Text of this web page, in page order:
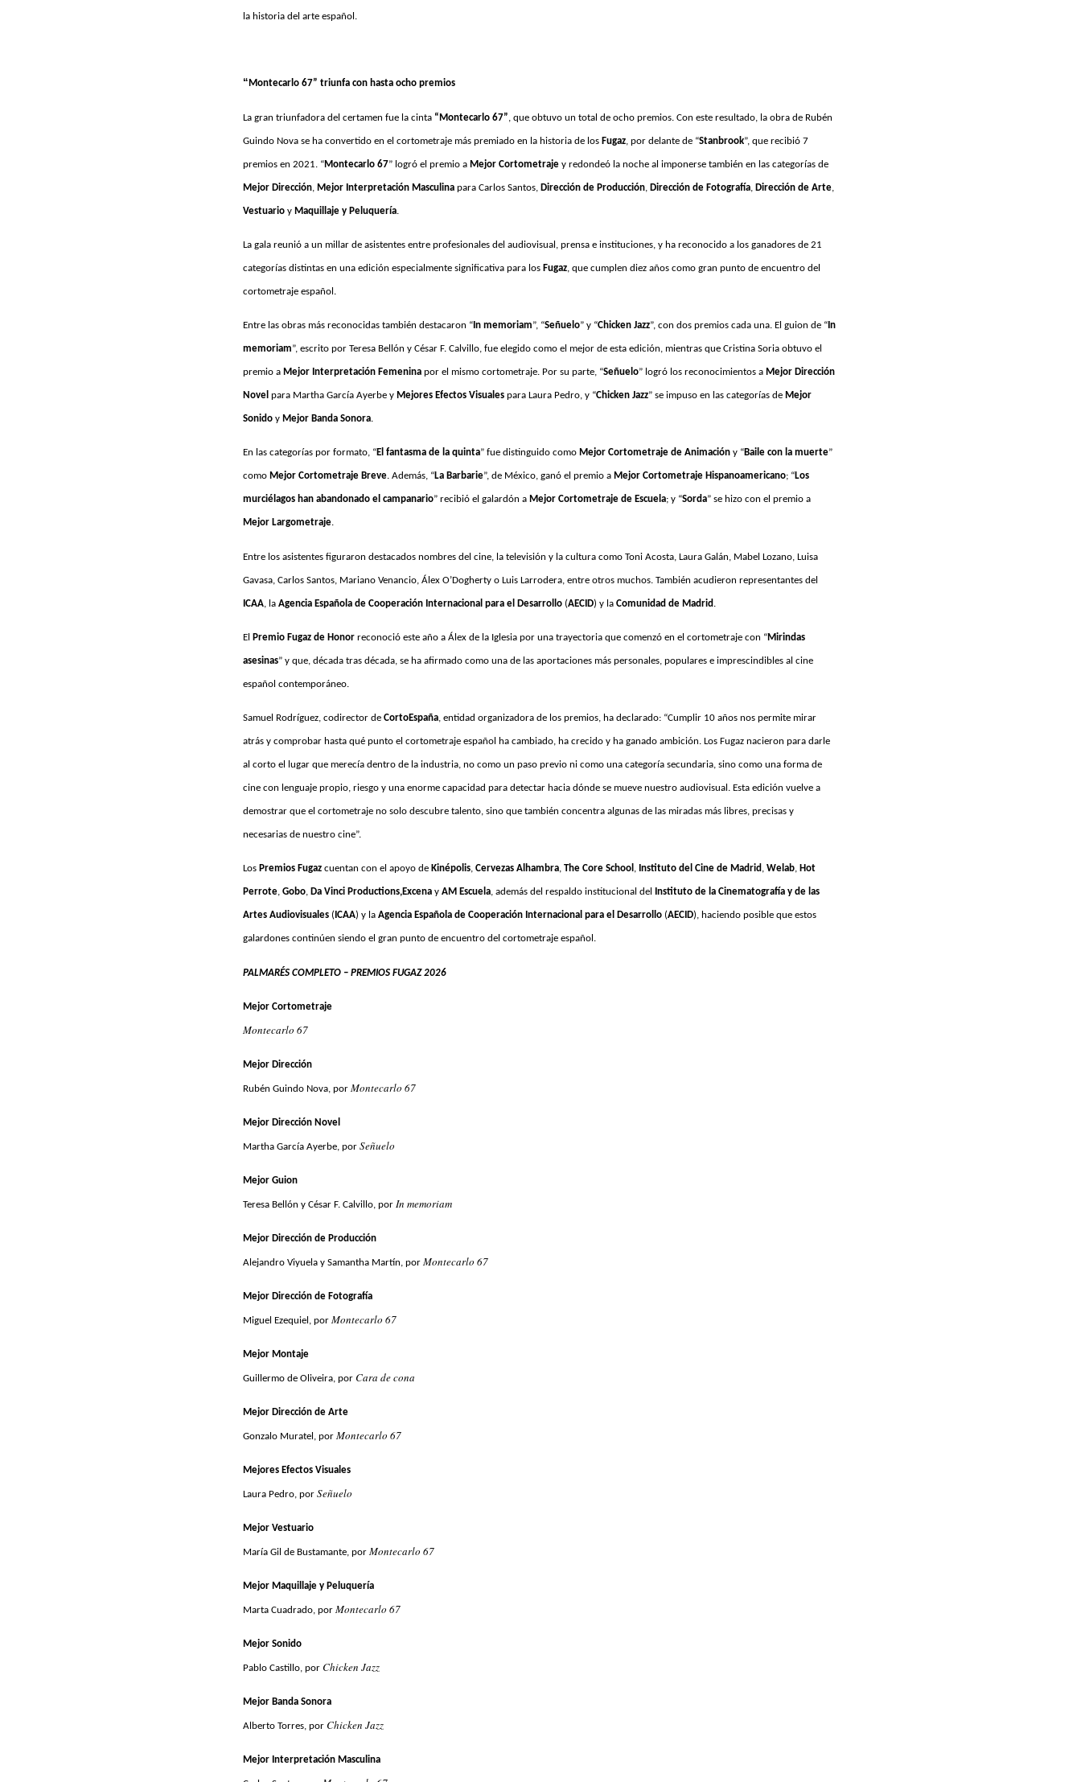
la historia del arte español.
“ Montecarlo 67” triunfa con hasta ocho premios
La gran triunfadora del certamen fue la cinta “Montecarlo 67”, que obtuvo un total de ocho premios. Con este resultado, la obra de Rubén
Guindo Nova se ha convertido en el cortometraje más premiado en la historia de los Fugaz, por delante de “Stanbrook”, que recibió 7
premios en 2021. “Montecarlo 67” logró el premio a Mejor Cortometraje y redondeó la noche al imponerse también en las categorías de
Mejor Dirección, Mejor Interpretación Masculina para Carlos Santos, Dirección de Producción, Dirección de Fotografía, Dirección de Arte,
Vestuario y Maquillaje y Peluquería.
La gala reunió a un millar de asistentes entre profesionales del audiovisual, prensa e instituciones, y ha reconocido a los ganadores de 21
categorías distintas en una edición especialmente significativa para los Fugaz, que cumplen diez años como gran punto de encuentro del
cortometraje español.
Entre las obras más reconocidas también destacaron “ In memoriam”, “Señuelo” y “Chicken Jazz”, con dos premios cada una. El guion de “ In
memoriam”, escrito por Teresa Bellón y César F. Calvillo, fue elegido como el mejor de esta edición, mientras que Cristina Soria obtuvo el
premio a Mejor Interpretación Femenina por el mismo cortometraje. Por su parte, “Señuelo” logró los reconocimientos a Mejor Dirección
Novel para Martha García Ayerbe y Mejores Efectos Visuales para Laura Pedro, y “Chicken Jazz” se impuso en las categorías de Mejor
Sonido y Mejor Banda Sonora.
En las categorías por formato, “El fantasma de la quinta” fue distinguido como Mejor Cortometraje de Animación y “Baile con la muerte”
como Mejor Cortometraje Breve. Además, “La Barbarie”, de México, ganó el premio a Mejor Cortometraje Hispanoamericano; “Los
murciélagos han abandonado el campanario” recibió el galardón a Mejor Cortometraje de Escuela; y “Sorda” se hizo con el premio a
Mejor Largometraje.
Entre los asistentes figuraron destacados nombres del cine, la televisión y la cultura como Toni Acosta, Laura Galán, Mabel Lozano, Luisa
Gavasa, Carlos Santos, Mariano Venancio, Álex O’Dogherty o Luis Larrodera, entre otros muchos. También acudieron representantes del
ICAA, la Agencia Española de Cooperación Internacional para el Desarrollo (AECID) y la Comunidad de Madrid .
El Premio Fugaz de Honor reconoció este año a Álex de la Iglesia por una trayectoria que comenzó en el cortometraje con “Mirindas
asesinas” y que, década tras década, se ha afirmado como una de las aportaciones más personales, populares e imprescindibles al cine
español contemporáneo.
Samuel Rodríguez, codirector de CortoEspaña, entidad organizadora de los premios, ha declarado: “Cumplir 10 años nos permite mirar
atrás y comprobar hasta qué punto el cortometraje español ha cambiado, ha crecido y ha ganado ambición. Los Fugaz nacieron para darle
al corto el lugar que merecía dentro de la industria, no como un paso previo ni como una categoría secundaria, sino como una forma de
cine con lenguaje propio, riesgo y una enorme capacidad para detectar hacia dónde se mueve nuestro audiovisual. Esta edición vuelve a
demostrar que el cortometraje no solo descubre talento, sino que también concentra algunas de las miradas más libres, precisas y
necesarias de nuestro cine”.
Los Premios Fugaz cuentan con el apoyo de Kinépolis, Cervezas Alhambra, The Core School , Instituto del Cine de Madrid , Welab, Hot
Perrote, Gobo, Da Vinci Productions,Excena y AM Escuela, además del respaldo institucional del Instituto de la Cinematografía y de las
Artes Audiovisuales ( ICAA) y la Agencia Española de Cooperación Internacional para el Desarrollo (AECID), haciendo posible que estos
galardones continúen siendo el gran punto de encuentro del cortometraje español.
PALMARÉS COMPLETO – PREMIOS FUGAZ 2026
Mejor Cortometraje
Montecarlo 67
Mejor Dirección
Rubén Guindo Nova, por Montecarlo 67
Mejor Dirección Novel
Martha García Ayerbe, por Señuelo
Mejor Guion
Teresa Bellón y César F. Calvillo, por In memoriam
Mejor Dirección de Producción
Alejandro Viyuela y Samantha Martín, por Montecarlo 67
Mejor Dirección de Fotografía
Miguel Ezequiel, por Montecarlo 67
Mejor Montaje
Guillermo de Oliveira, por Cara de cona
Mejor Dirección de Arte
Gonzalo Muratel, por Montecarlo 67
Mejores Efectos Visuales
Laura Pedro, por Señuelo
Mejor Vestuario
María Gil de Bustamante, por Montecarlo 67
Mejor Maquillaje y Peluquería
Marta Cuadrado, por Montecarlo 67
Mejor Sonido
Pablo Castillo, por Chicken Jazz
Mejor Banda Sonora
Alberto Torres, por Chicken Jazz
Mejor Interpretación Masculina